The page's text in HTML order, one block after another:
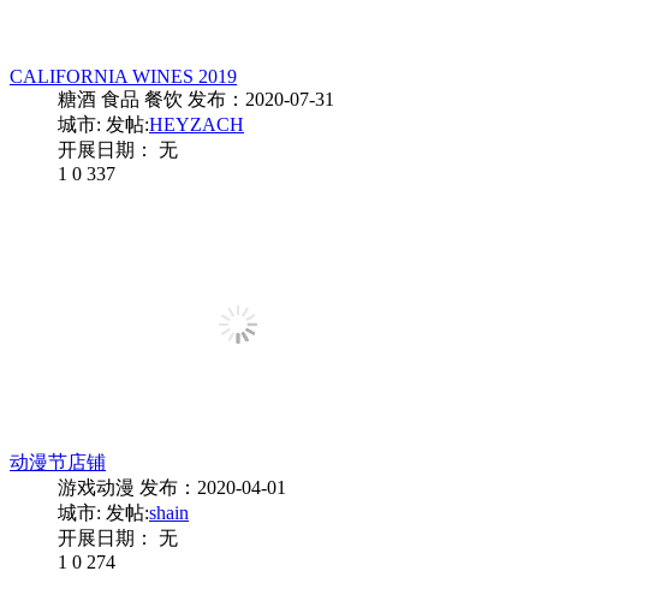
CALIFORNIA WINES 2019
糖酒 食品 餐饮 发布：2020-07-31
城市: 发帖:HEYZACH
开展日期： 无
1 0 337
动漫节店铺
游戏动漫 发布：2020-04-01
城市: 发帖:shain
开展日期： 无
1 0 274